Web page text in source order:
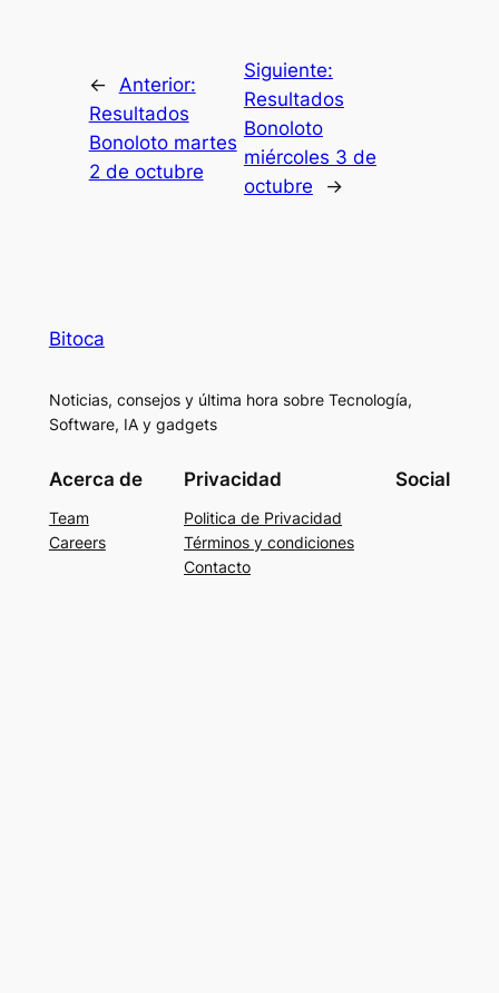
←
Anterior:
Resultados
Bonoloto martes
2 de octubre
Siguiente:
Resultados
Bonoloto
miércoles 3 de
octubre
→
Bitoca
Noticias, consejos y última hora sobre Tecnología,
Software, IA y gadgets
Acerca de
Team
Careers
Privacidad
Politica de Privacidad
Términos y condiciones
Contacto
Social